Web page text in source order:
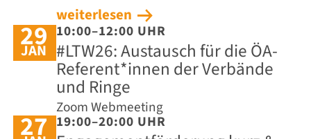
weiterlesen
29
JAN
10:00–12:00 UHR
#LTW26: Austausch für die ÖA-
Referent*innen der Verbände
und Ringe
Zoom Webmeeting
27 19:00–20:00 UHR